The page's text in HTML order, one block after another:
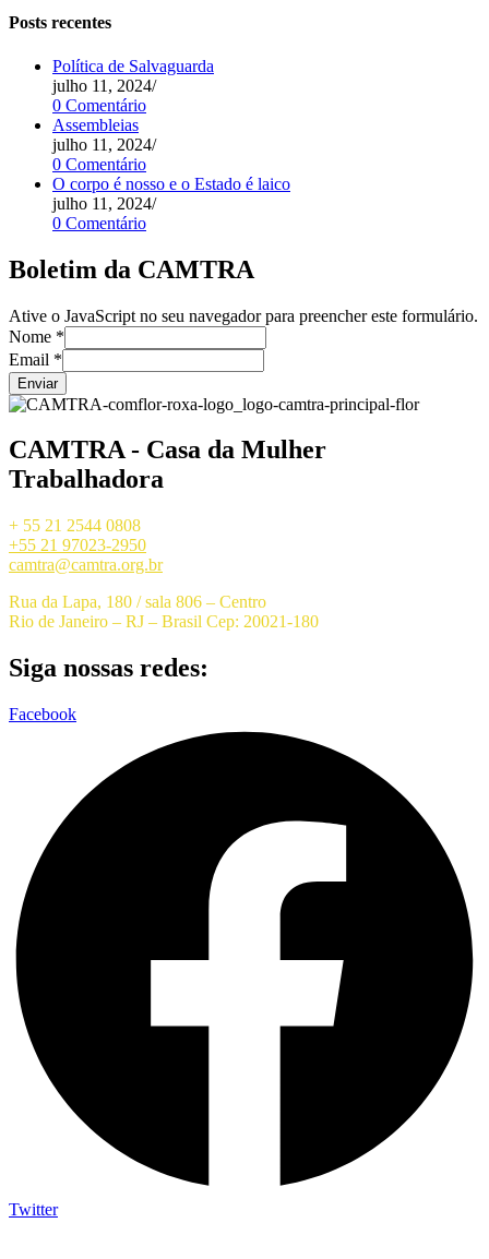
Posts recentes
Política de Salvaguarda
julho 11, 2024/
0 Comentário
Assembleias
julho 11, 2024/
0 Comentário
O corpo é nosso e o Estado é laico
julho 11, 2024/
0 Comentário
Boletim da CAMTRA
Ative o JavaScript no seu navegador para preencher este formulário.
Nome *
Email *
Enviar
CAMTRA - Casa da Mulher
Trabalhadora
+ 55 21 2544 0808
+55 21 97023-2950
camtra@camtra.org.br
Rua da Lapa, 180 / sala 806 – Centro
Rio de Janeiro – RJ – Brasil Cep: 20021-180
Siga nossas redes:
Facebook
Twitter